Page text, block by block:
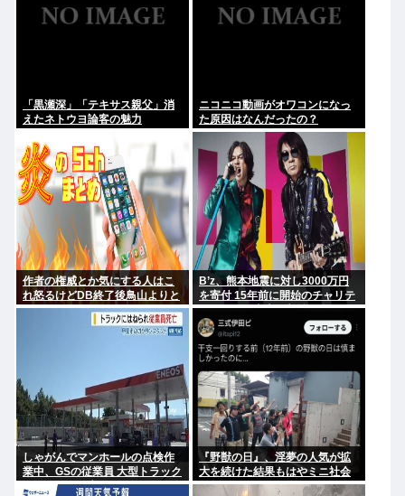
「黒瀬深」「テキサス親父」消
えたネトウヨ論客の魅力
ニコニコ動画がオワコンになっ
た原因はなんだったの？
作者の権威とか気にする人はこ
れ怒るけどDB終了後鳥山よりと
よたろうのほうがデザインカッ
B’z、熊本地震に対し3000万円
を寄付 15年前に開始のチャリテ
ィーグッズ売上の収益も含まれ
る
しゃがんでマンホールの点検作
業中、GSの従業員 大型トラック
にはねられ死亡
『野獣の日』、淫夢の人気が拡
大を続けた結果もはやミニ社会
現象レベルになってしまう 果た